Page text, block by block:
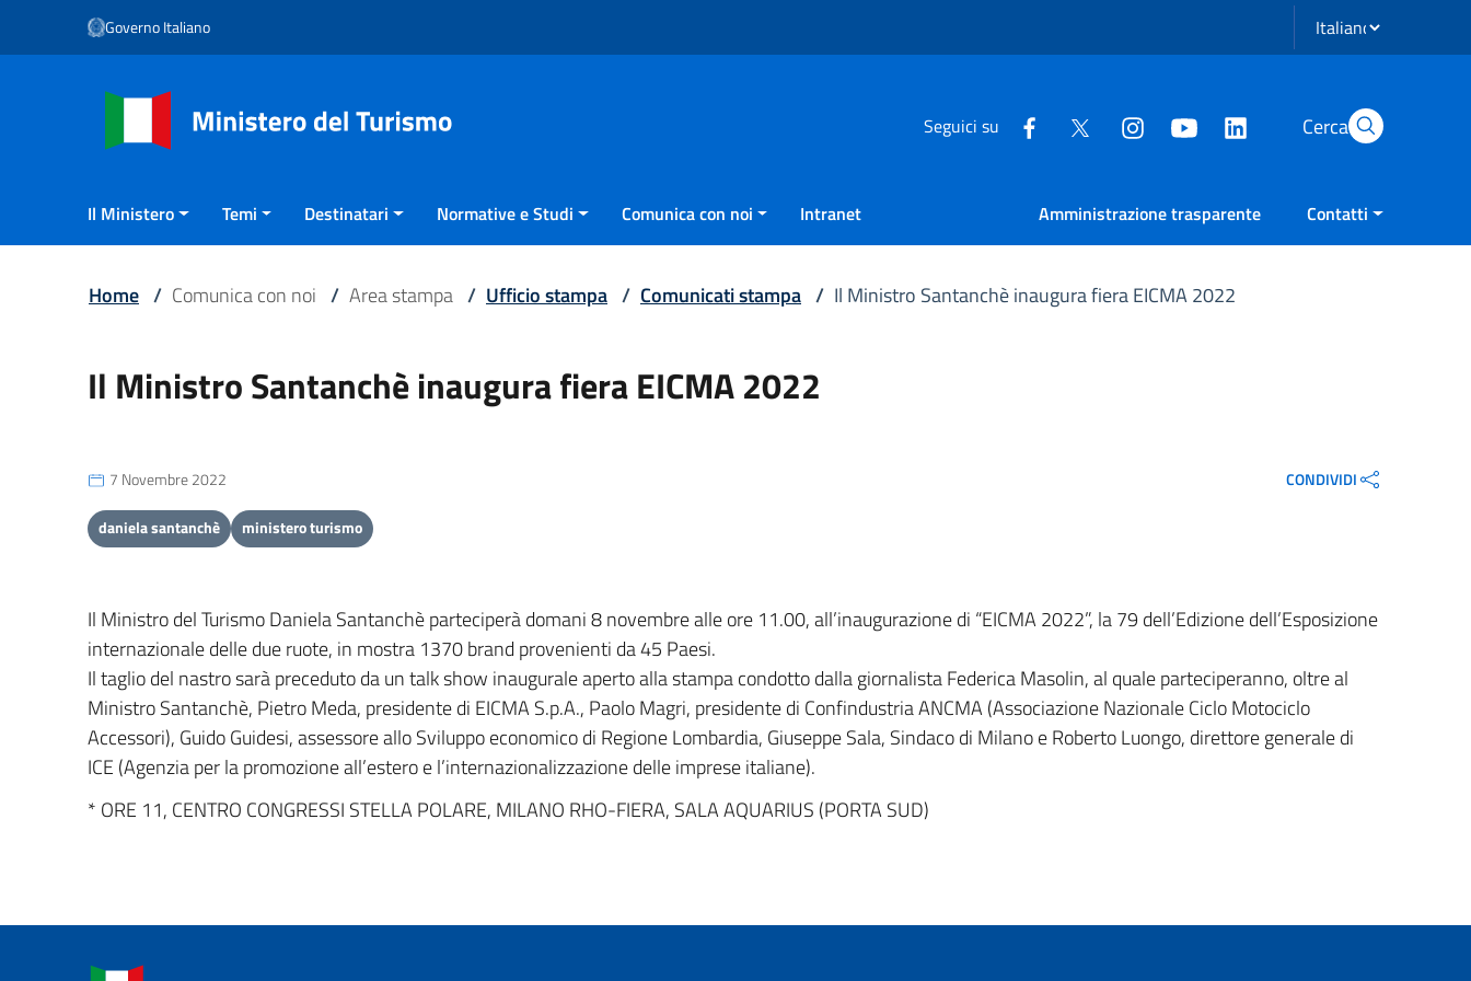
Vai ai contenuti
Vai al menu di navigazione
Governo Italiano Seleziona lingua
Seguici su Cerca
Il Ministero Temi Destinatari Normative e Studi Comunica con noi Intranet Amministrazione trasparente Contatti
Home / Comunica con noi / Area stampa / Ufficio stampa / Comunicati stampa / Il Ministro Santanchè inaugura fiera EICMA 2022
Il Ministro Santanchè inaugura fiera EICMA 2022
7 Novembre 2022 CONDIVIDI
daniela santanchè ministero turismo
Il Ministro del Turismo Daniela Santanchè parteciperà domani 8 novembre alle ore 11.00, all’inaugurazione di “EICMA 2022”, la 79 dell’Edizione dell’Esposizione
internazionale delle due ruote, in mostra 1370 brand provenienti da 45 Paesi.
Il taglio del nastro sarà preceduto da un talk show inaugurale aperto alla stampa condotto dalla giornalista Federica Masolin, al quale parteciperanno, oltre al
Ministro Santanchè, Pietro Meda, presidente di EICMA S.p.A., Paolo Magri, presidente di Confindustria ANCMA (Associazione Nazionale Ciclo Motociclo
Accessori), Guido Guidesi, assessore allo Sviluppo economico di Regione Lombardia, Giuseppe Sala, Sindaco di Milano e Roberto Luongo, direttore generale di
ICE (Agenzia per la promozione all’estero e l’internazionalizzazione delle imprese italiane).
* ORE 11, CENTRO CONGRESSI STELLA POLARE, MILANO RHO-FIERA, SALA AQUARIUS (PORTA SUD)